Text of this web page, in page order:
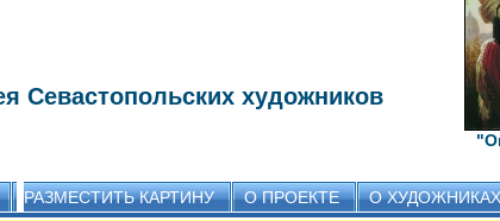
Севастопольских художников
РАЗМЕСТИТЬ КАРТИНУ О ПРОЕКТЕ О ХУДОЖНИКАХ